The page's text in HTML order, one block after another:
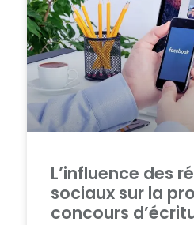
L’influence des
sociaux sur la
concours